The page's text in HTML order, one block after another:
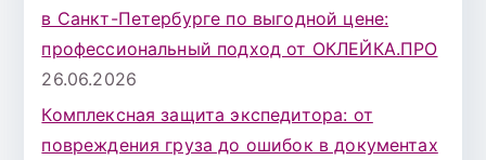
в Санкт-Петербурге по выгодной цене:
профессиональный подход от ОКЛЕЙКА.ПРО
26.06.2026
Комплексная защита экспедитора: от
повреждения груза до ошибок в документах